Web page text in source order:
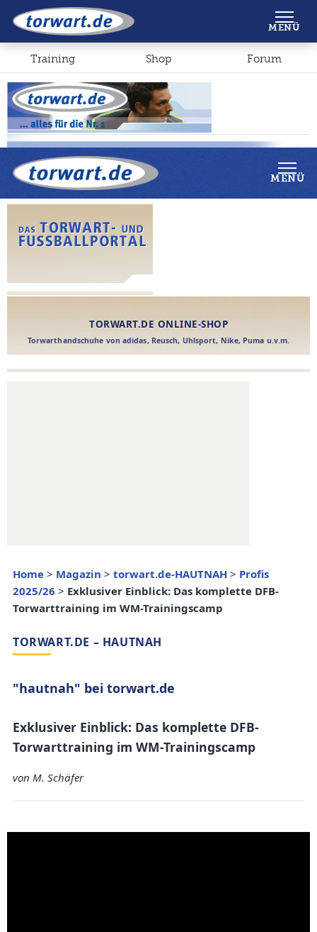
Shop Forum
MENÜ
Home > Magazin > torwart.de-HAUTNAH > Profis
2025/26 > Exklusiver Einblick: Das komplette DFB-
Torwarttraining im WM-Trainingscamp
TORWART.DE – HAUTNAH
"hautnah" bei torwart.de
Exklusiver Einblick: Das komplette DFB-
Torwarttraining im WM-Trainingscamp
von M. Schäfer